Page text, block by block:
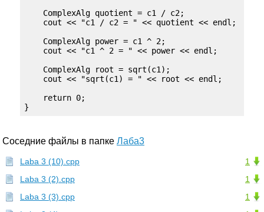
    ComplexAlg quotient = c1 / c2;
    cout << "c1 / c2 = " << quotient << endl;
    ComplexAlg power = c1 ^ 2;
    cout << "c1 ^ 2 = " << power << endl;
    ComplexAlg root = sqrt(c1);
    cout << "sqrt(c1) = " << root << endl;
    return 0;
}
Соседние файлы в папке Лаба3
1
Laba 3 (10).cpp
1
Laba 3 (2).cpp
1
Laba 3 (3).cpp